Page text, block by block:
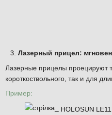
Лазерный прицел:
Лазерные прицелы проецируют
короткоствольного, так и для
Пример:
HOLOSUN